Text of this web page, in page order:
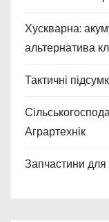
Хускварна:
альтернатива
Тактичні
Аграртехнік
Запчастини для